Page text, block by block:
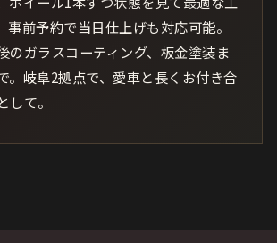
事前予約で当日仕上げも対応可能。
のガラスコーティング、板金塗装ま
。岐阜2拠点で、愛車と長くお付き合
して。